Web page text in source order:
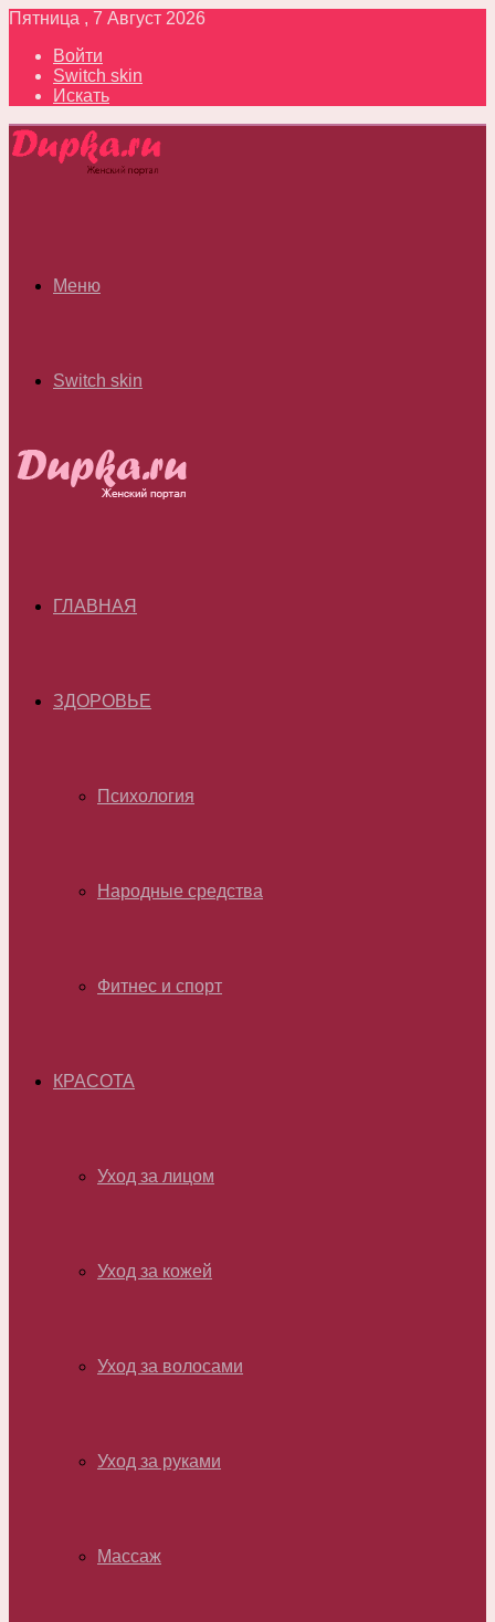
Пятница , 7 Август 2026
Войти
Switch skin
Искать
Меню
Switch skin
ГЛАВНАЯ
ЗДОРОВЬЕ
Психология
Народные средства
Фитнес и спорт
КРАСОТА
Уход за лицом
Уход за кожей
Уход за волосами
Уход за руками
Массаж